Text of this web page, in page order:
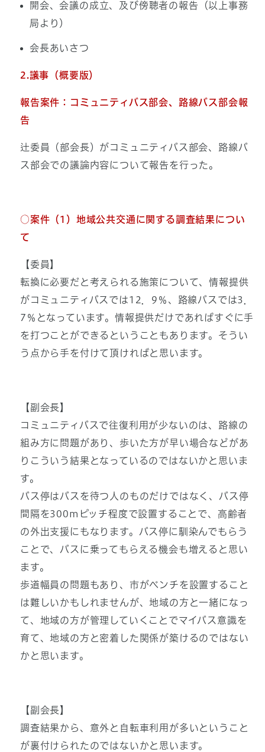
開会、会議の成立、及び傍聴者の報告（以上事務
局より）
会長あいさつ
2.議事（概要版）
報告案件：コミュニティバス部会、路線バス部会報
告
辻委員（部会長）がコミュニティバス部会、路線バ
ス部会での議論内容について報告を行った。
○案件（1）地域公共交通に関する調査結果につい
て
【委員】
転換に必要だと考えられる施策について、情報提供
がコミュニティバスでは12．9％、路線バスでは3．
7％となっています。情報提供だけであればすぐに手
を打つことができるということもあります。そうい
う点から手を付けて頂ければと思います。
【副会長】
コミュニティバスで往復利用が少ないのは、路線の
組み方に問題があり、歩いた方が早い場合などがあ
りこういう結果となっているのではないかと思いま
す。
バス停はバスを待つ人のものだけではなく、バス停
間隔を300mピッチ程度で設置することで、高齢者
の外出支援にもなります。バス停に馴染んでもらう
ことで、バスに乗ってもらえる機会も増えると思い
ます。
歩道幅員の問題もあり、市がベンチを設置すること
は難しいかもしれませんが、地域の方と一緒になっ
て、地域の方が管理していくことでマイバス意識を
育て、地域の方と密着した関係が築けるのではない
かと思います。
【副会長】
調査結果から、意外と自転車利用が多いということ
が裏付けられたのではないかと思います。